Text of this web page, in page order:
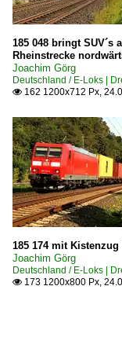
185 048 bringt SUV´s
Rheinstrecke
Joachim Görg
Deutschland / E-Loks |
 162 1200x712 Px,
185 174 mit
Joachim Görg
Deutschland / E-Loks |
 173 1200x800 Px,